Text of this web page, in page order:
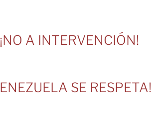
¡NO A INTERVENCIÓN!
SE RESPETA!